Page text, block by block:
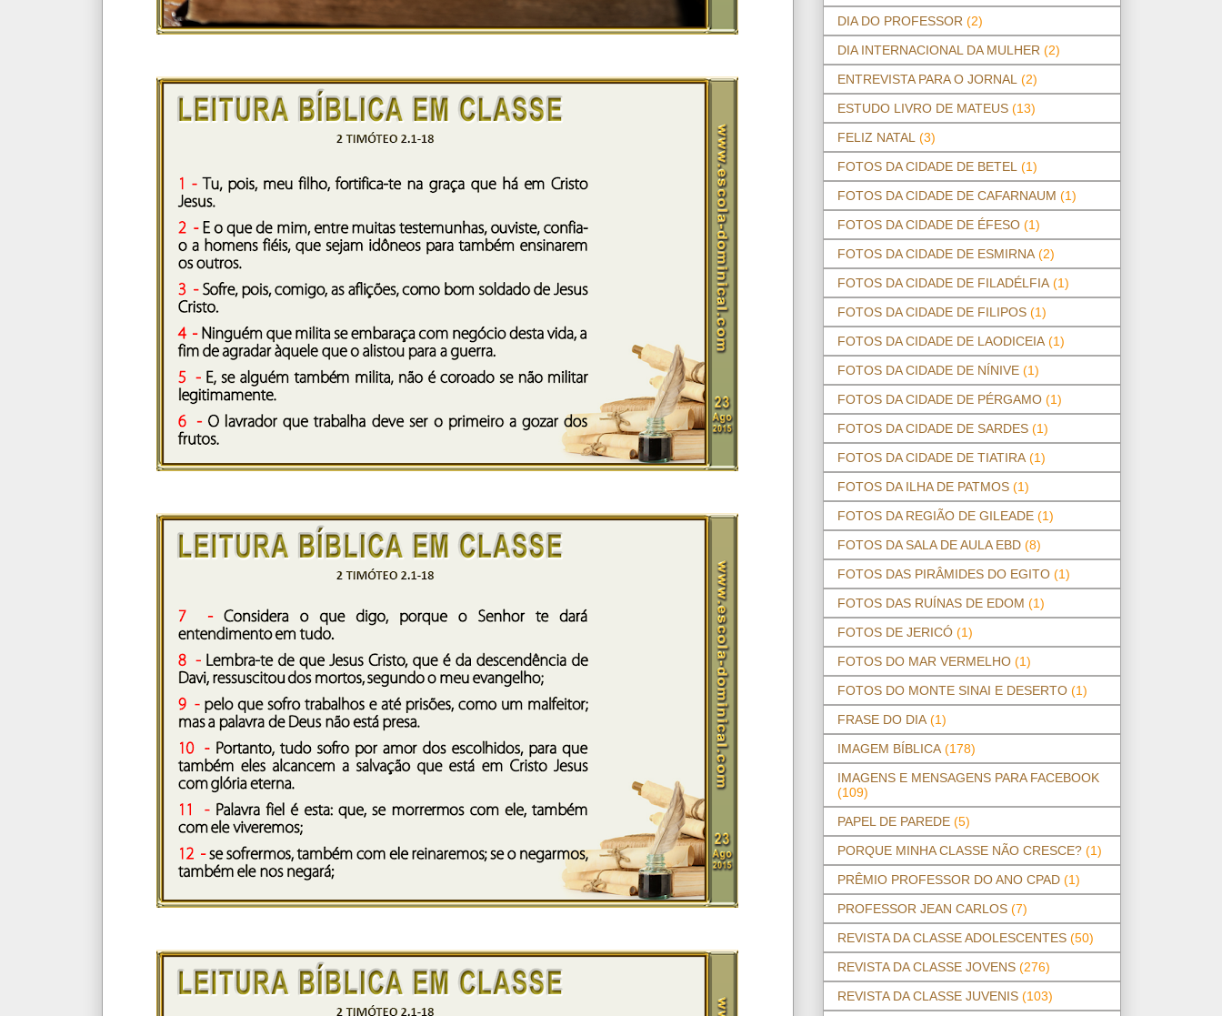
DIA DO PROFESSOR (2)
DIA INTERNACIONAL DA MULHER (2)
ENTREVISTA PARA O JORNAL (2)
ESTUDO LIVRO DE MATEUS (13)
FELIZ NATAL (3)
FOTOS DA CIDADE DE BETEL (1)
FOTOS DA CIDADE DE CAFARNAUM (1)
FOTOS DA CIDADE DE ÉFESO (1)
FOTOS DA CIDADE DE ESMIRNA (2)
FOTOS DA CIDADE DE FILADÉLFIA (1)
FOTOS DA CIDADE DE FILIPOS (1)
FOTOS DA CIDADE DE LAODICEIA (1)
FOTOS DA CIDADE DE NÍNIVE (1)
FOTOS DA CIDADE DE PÉRGAMO (1)
FOTOS DA CIDADE DE SARDES (1)
FOTOS DA CIDADE DE TIATIRA (1)
FOTOS DA ILHA DE PATMOS (1)
FOTOS DA REGIÃO DE GILEADE (1)
FOTOS DA SALA DE AULA EBD (8)
FOTOS DAS PIRÂMIDES DO EGITO (1)
FOTOS DAS RUÍNAS DE EDOM (1)
FOTOS DE JERICÓ (1)
FOTOS DO MAR VERMELHO (1)
FOTOS DO MONTE SINAI E DESERTO (1)
FRASE DO DIA (1)
IMAGEM BÍBLICA (178)
IMAGENS E MENSAGENS PARA FACEBOOK
(109)
PAPEL DE PAREDE (5)
PORQUE MINHA CLASSE NÃO CRESCE? (1)
PRÊMIO PROFESSOR DO ANO CPAD (1)
PROFESSOR JEAN CARLOS (7)
REVISTA DA CLASSE ADOLESCENTES (50)
REVISTA DA CLASSE JOVENS (276)
REVISTA DA CLASSE JUVENIS (103)